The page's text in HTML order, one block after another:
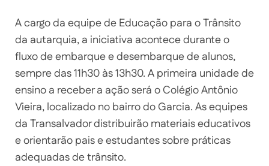
A cargo da equipe de Educação para o Trânsito
da autarquia, a iniciativa acontece durante o
fluxo de embarque e desembarque de alunos,
sempre das 11h30 às 13h30. A primeira unidade de
ensino a receber a ação será o Colégio Antônio
Vieira, localizado no bairro do Garcia. As equipes
da Transalvador distribuirão materiais educativos
e orientarão pais e estudantes sobre práticas
adequadas de trânsito.